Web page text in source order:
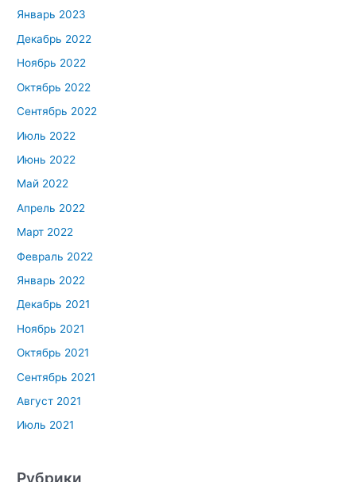
Январь 2023
Декабрь 2022
Ноябрь 2022
Октябрь 2022
Сентябрь 2022
Июль 2022
Июнь 2022
Май 2022
Апрель 2022
Март 2022
Февраль 2022
Январь 2022
Декабрь 2021
Ноябрь 2021
Октябрь 2021
Сентябрь 2021
Август 2021
Июль 2021
Рубрики